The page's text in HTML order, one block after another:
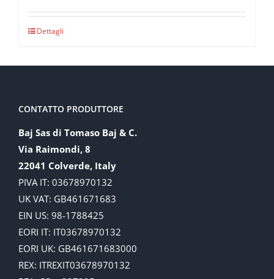
Dettagli
CONTATTO PRODUTTORE
Baj Sas di Tomaso Baj & C.
Via Raimondi, 8
22041 Colverde, Italy
PIVA IT: 03678970132
UK VAT: GB461671683
EIN US: 98-1788425
EORI IT: IT03678970132
EORI UK: GB461671683000
REX: ITREXIT03678970132